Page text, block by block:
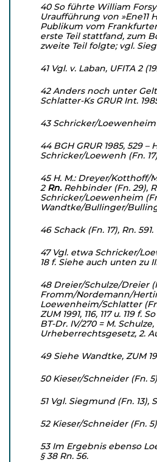
40 So führte William
Uraufführung von »Ene11
Publikum vom
erste Teil stattfand, zum
zweite Teil folgte; vgl.
41 Vgl. v. Laban, UFITA 2
42 Anders noch unter
Schlatter-Ks GRUR Int.
43 Schricker/Loewenheim
44 BGH GRUR 1985, 529 –
Schricker/Loewenh (Fn.
45 H. M.: Dreyer/Kotthoff/
2 Rn. Rehbinder (Fn. 29),
Schricker/Loewenheim
Wandtke/Bullinger/
46 Schack (Fn. 17), Rn. 591.
47 Vgl. etwa Schricker/
18 f. Siehe auch unten zu
48 Dreier/Schulze/Dreier
Fromm/Norde­mann/Hertin
Loewenheim/Schlatter
ZUM 1991, 116, 117 u. 119 f.
BT-Dr. IV/270 = M.
Urheberrechtsgesetz, 2.
49 Siehe Wandtke, ZUM
50 Kieser/Schneider (Fn.
51 Vgl. Siegmund (Fn. 13),
52 Kieser/Schneider (Fn.
53 Im Ergebnis ebenso
§ 38 Rn. 56.